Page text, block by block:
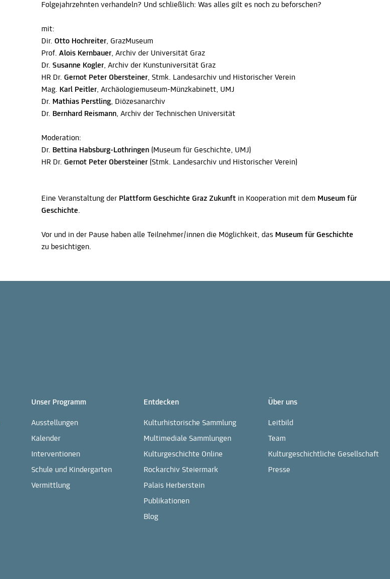
Folgejahrzehnten verhandeln? Und schließlich: Was alles gilt es noch zu beforschen?
mit:
Dir. Otto Hochreiter, GrazMuseum
Prof. Alois Kernbauer, Archiv der Universität Graz
Dr. Susanne Kogler, Archiv der Kunstuniversität Graz
HR Dr. Gernot Peter Obersteiner, Stmk. Landesarchiv und Historischer Verein
Mag. Karl Peitler, Archäologiemuseum-Münzkabinett, UMJ
Dr. Mathias Perstling, Diözesanarchiv
Dr. Bernhard Reismann, Archiv der Technischen Universität
Moderation:
Dr. Bettina Habsburg-Lothringen (Museum für Geschichte, UMJ)
HR Dr. Gernot Peter Obersteiner (Stmk. Landesarchiv und Historischer Verein)
Eine Veranstaltung der Plattform Geschichte Graz Zukunft in Kooperation mit dem Museum für
Geschichte.
Vor und in der Pause haben alle Teilnehmer/innen die Möglichkeit, das Museum für Geschichte
zu besichtigen.
Unser Programm
Ausstellungen
Kalender
Interventionen
Schule und Kindergarten
Vermittlung
Entdecken
Kulturhistorische Sammlung
Multimediale Sammlungen
Kulturgeschichte Online
Rockarchiv Steiermark
Palais Herberstein
Publikationen
Blog
Über uns
Leitbild
Team
Kulturgeschichtliche Gesellschaft
Presse